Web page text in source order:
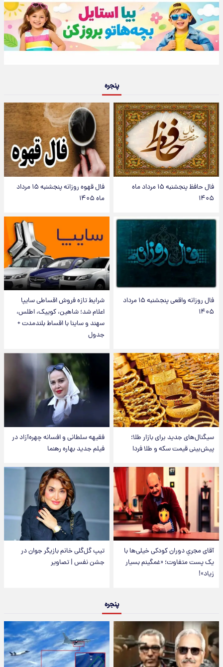
پنجره
فال حافظ پنجشنبه ۱۵ مرداد ماه
۱۴۰۵
فال قهوه روزانه پنجشنبه ۱۵ مرداد
ماه ۱۴۰۵
فال روزانه واقعی پنجشنبه ۱۵ مرداد
۱۴۰۵
شرایط تازه فروش اقساطی سایپا
اعلام شد؛ شاهین، کوییک، اطلس،
سهند و ساینا با اقساط بلندمدت +
جدول
سیگنال‌های جدید برای بازار طلا؛
پیش‌بینی قیمت سکه و طلا فردا
فقیهه سلطانی و افسانه چهره‌آزاد در
فیلم جدید بهاره رهنما
آقای مجریِ دوران کودکی خیلی‌ها با
یک پست متفاوت؛ «غمگینم بسیار
زیاد»!
تیپ گل‌گلی خانم بازیگر جوان در
جشن نفس | تصاویر
پنجره